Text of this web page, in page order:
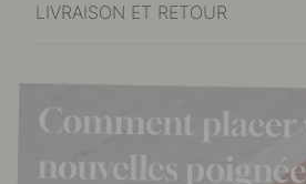
LIVRAISON ET RETOUR